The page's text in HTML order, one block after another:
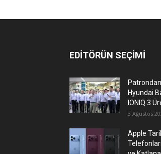
EDİTÖRÜN SEÇİMİ
Hyundai
IONIQ 3
3 Ağustos
Apple